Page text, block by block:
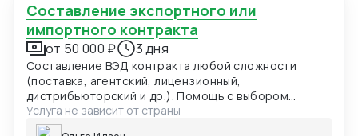
Составление экспортного или
импортного контракта
от 50 000 ₽ 3 дня
Составление ВЭД контракта любой сложности
(поставка, агентский, лицензионный,
дистрибьюторский и др.). Помощь с выбором
Инкотермс. Включение в контракт положений о
переходе права собственности, заверений и
Услуга не зависит от страны